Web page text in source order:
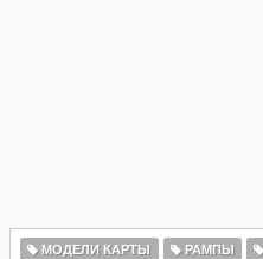
МОДЕЛИ КАРТЫ РАМПЫ